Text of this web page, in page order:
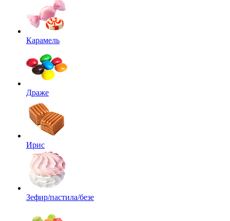
Карамель
Драже
Ирис
Зефир/пастила/безе